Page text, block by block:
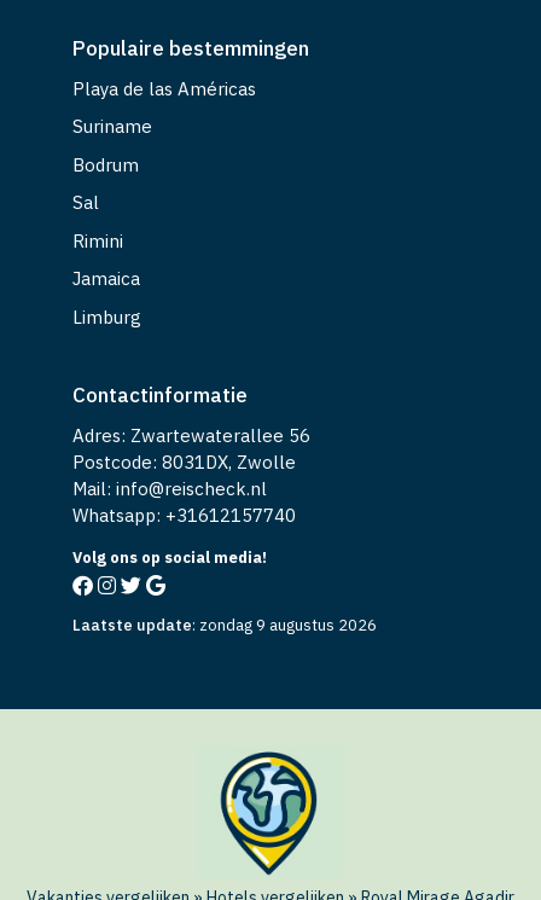
Populaire bestemmingen
Playa de las Américas
Suriname
Bodrum
Sal
Rimini
Jamaica
Limburg
Contactinformatie
Adres: Zwartewaterallee 56
Postcode: 8031DX, Zwolle
Mail: info@reischeck.nl
Whatsapp: +31612157740
Volg ons op social media!
Laatste update: zondag 9 augustus 2026